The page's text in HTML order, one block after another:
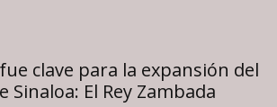
clave para la expansión del
Sinaloa: El Rey Zambada